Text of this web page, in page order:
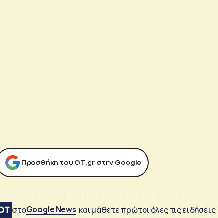
Προσθήκη του ΟΤ.gr στην Google
στοGoogle News και μάθετε πρώτοι όλες τις ειδήσεις